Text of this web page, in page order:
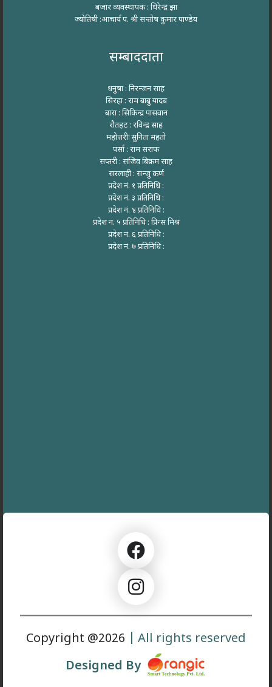
बजार व्यवस्थापक : धिरेन्द्र झा
ज्योतिषी :आचार्य पं. श्री सन्तोष कुमार पाण्डेय
सम्बाददाता
धनुषा : निरन्जन साह
सिरहा : राम बाबु यादब
बारा : सिकिन्द्र पासवान
रौतहट : रविन्द्र साह
महोत्तरीः सुनिता महतो
पर्सा : राम सराफ
सप्तरी : संजिव बिक्रम साह
सरलाही : सन्जु कर्ण
प्रदेश नं. १ प्रतिनिधि :
प्रदेश नं. ३ प्रतिनिधि :
प्रदेश नं. ४ प्रतिनिधि :
प्रदेश नं. ५ प्रतिनिधि : प्रिन्स मिश्र
प्रदेश नं. ६ प्रतिनिधि :
प्रदेश नं. ७ प्रतिनिधि :
Copyright @2026 | All rights reserved
Designed By